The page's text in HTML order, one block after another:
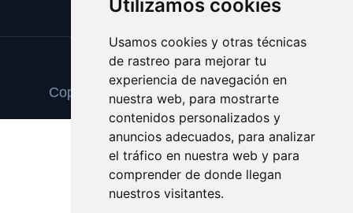
Utilizamos cookies
Usamos cookies y otras técnicas
de rastreo para mejorar tu
experiencia de navegación en
nuestra web, para mostrarte
contenidos personalizados y
anuncios adecuados, para analizar
el tráfico en nuestra web y para
comprender de donde llegan
nuestros visitantes.
Update cookies preferences
Copyright © 2025 zapatosortopedicos.es